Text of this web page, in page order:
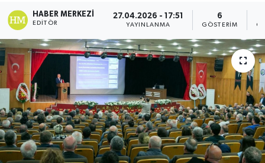
HABER MERKEZI
EDITÖR
27.04.2026 - 17:51
YAYINLANMA
6
GÖSTERIM